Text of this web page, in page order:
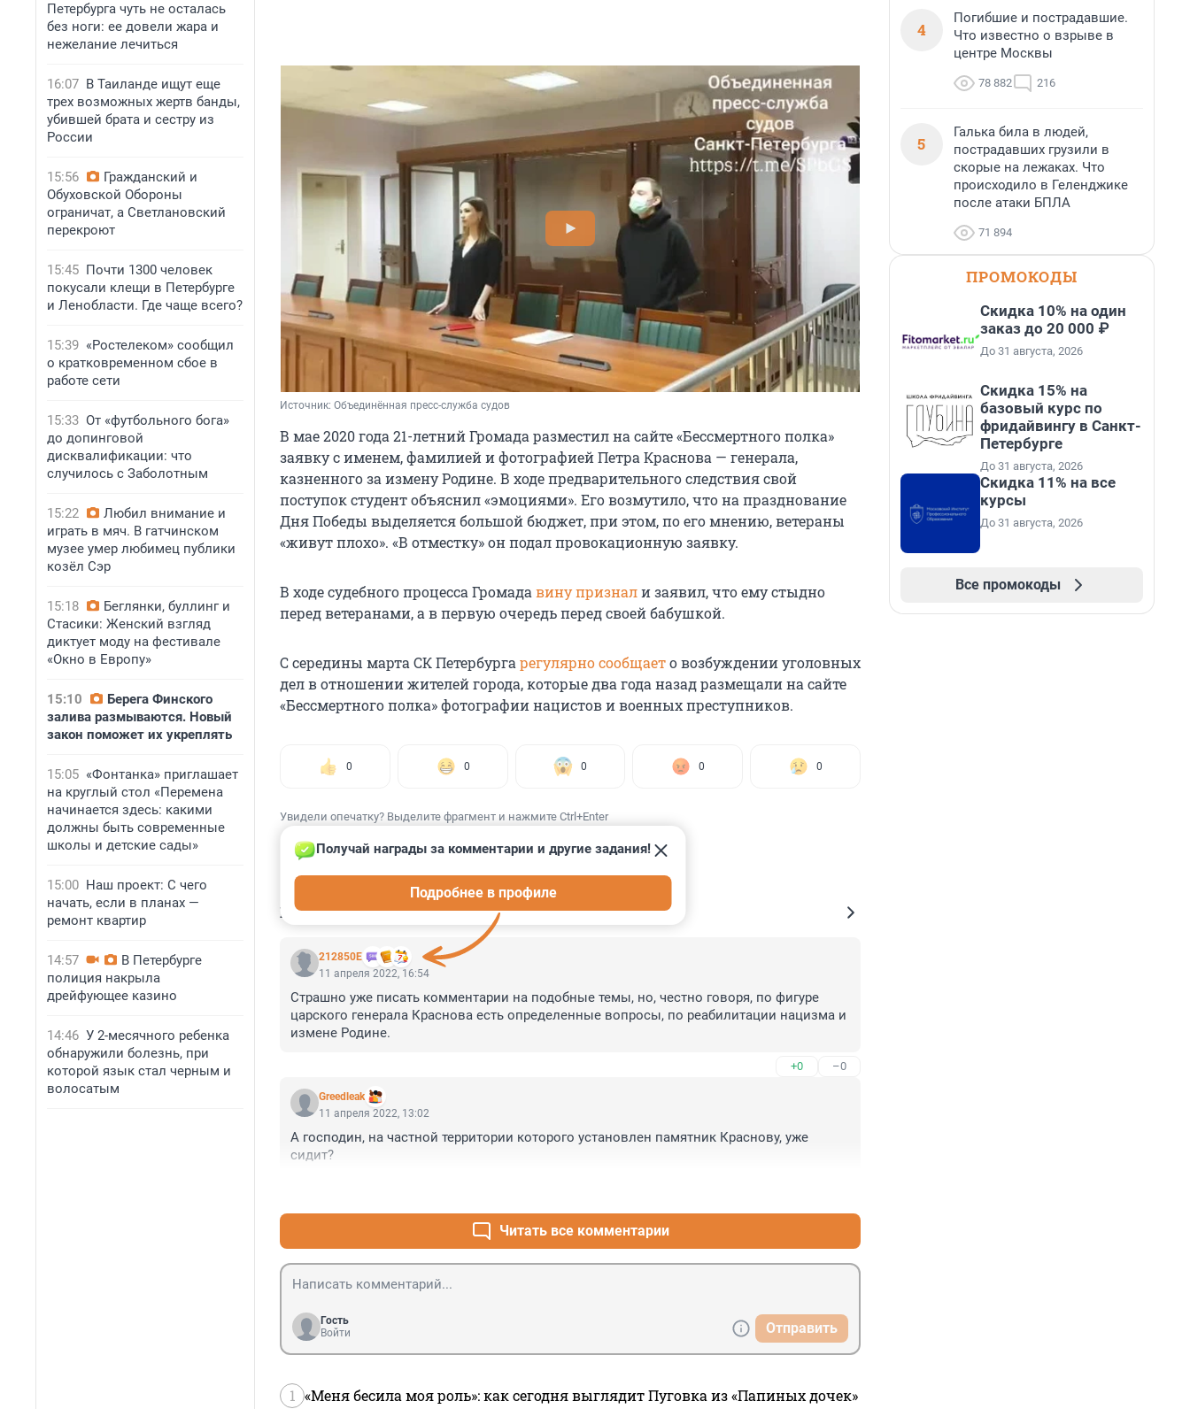
Петербурга чуть не осталась
без ноги: ее довели жара и
нежелание лечиться
16:07 В Таиланде ищут еще
трех возможных жертв банды,
убившей брата и сестру из
России
15:56
Гражданский и
Обуховской Обороны
ограничат, а Светлановский
перекроют
15:45 Почти 1300 человек
покусали клещи в Петербурге
и Ленобласти. Где чаще всего?
15:39 «Ростелеком» сообщил
о кратковременном сбое в
работе сети
15:33 От «футбольного бога»
до допинговой
дисквалификации: что
случилось с Заболотным
15:22
Любил внимание и
играть в мяч. В гатчинском
музее умер любимец публики
козёл Сэр
15:18
Беглянки, буллинг и
Стасики: Женский взгляд
диктует моду на фестивале
«Окно в Европу»
15:10
Берега Финского
залива размываются. Новый
закон поможет их укреплять
15:05 «Фонтанка» приглашает
на круглый стол «Перемена
начинается здесь: какими
должны быть современные
школы и детские сады»
15:00 Наш проект: С чего
начать, если в планах —
ремонт квартир
14:57
В Петербурге
полиция накрыла
дрейфующее казино
14:46 У 2-месячного ребенка
обнаружили болезнь, при
которой язык стал черным и
волосатым
Источник: Объединённая пресс-служба судов
В мае 2020 года 21-летний Громада разместил на сайте «Бессмертного полка»
заявку с именем, фамилией и фотографией Петра Краснова — генерала,
казненного за измену Родине. В ходе предварительного следствия свой
поступок студент объяснил «эмоциями». Его возмутило, что на празднование
Дня Победы выделяется большой бюджет, при этом, по его мнению, ветераны
«живут плохо». «В отместку» он подал провокационную заявку.
В ходе судебного процесса Громада вину признали заявил, что ему стыдно
перед ветеранами, а в первую очередь перед своей бабушкой.
С середины марта СК Петербурга регулярно сообщаето возбуждении уголовных
дел в отношении жителей города, которые два года назад размещали на сайте
«Бессмертного полка» фотографии нацистов и военных преступников.
0 0 0 0 0
Увидели опечатку? Выделите фрагмент и нажмите Ctrl+Enter
КОММЕНТАРИИ 4
212850Е
Получай награды за комментарии и другие задания!
Подробнее в профиле
11 апреля 2022, 16:54
Страшно уже писать комментарии на подобные темы, но, честно говоря, по фигуре
царского генерала Краснова есть определенные вопросы, по реабилитации нацизма и
измене Родине.
+0 –0
Greedleak
11 апреля 2022, 13:02
А господин, на частной территории которого установлен памятник Краснову, уже
сидит?
Читать все комментарии
Гость
Войти
Отправить
1 «Меня бесила моя роль»: как сегодня выглядит Пуговка из «Папиных дочек»
4
Погибшие и пострадавшие.
Что известно о взрыве в
центре Москвы
78 882 216
5
Галька била в людей,
пострадавших грузили в
скорые на лежаках. Что
происходило в Геленджике
после атаки БПЛА
71 894
ПРОМОКОДЫ
Скидка 10% на один
заказ до 20 000 ₽
До 31 августа, 2026
Скидка 15% на
базовый курс по
фридайвингу в Санкт-
Петербурге
До 31 августа, 2026
Скидка 11% на все
курсы
До 31 августа, 2026
Все промокоды